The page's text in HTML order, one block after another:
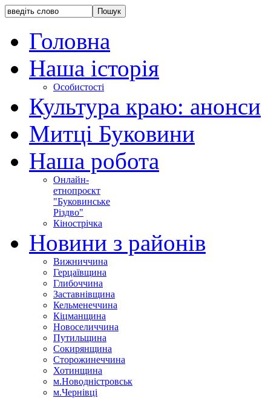
Головна
Наша історія
Особистості
Культура краю: анонси
Митці Буковини
Наша робота
Онлайн-
етнопроєкт
"Буковинське
Різдво"
Кінострічка
Новини з районів
Вижниччина
Герцаївщина
Глибоччина
Заставнівщина
Кельменеччина
Кіцманщина
Новоселиччина
Путильщина
Сокирянщина
Сторожинеччина
Хотинщина
м.Новодністровськ
м.Чернівці